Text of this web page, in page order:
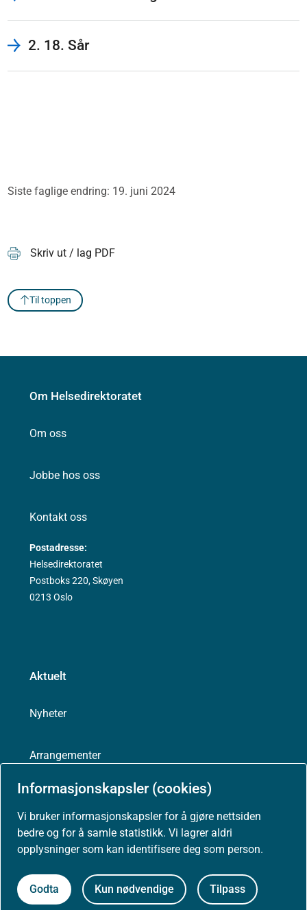
Informasjonskapsler (cookies)
Vi bruker informasjonskapsler for å gjøre nettsiden
bedre og for å samle statistikk. Vi lagrer aldri
opplysninger som kan identifisere deg som person.
Godta Kun nødvendige Tilpass
2. 18. Sår
Siste faglige endring: 19. juni 2024
Skriv ut / lag PDF
Til toppen
Om Helsedirektoratet
Om oss
Jobbe hos oss
Kontakt oss
Postadresse:
Helsedirektoratet
Postboks 220, Skøyen
0213 Oslo
Aktuelt
Nyheter
Arrangementer
Høringer
Presse